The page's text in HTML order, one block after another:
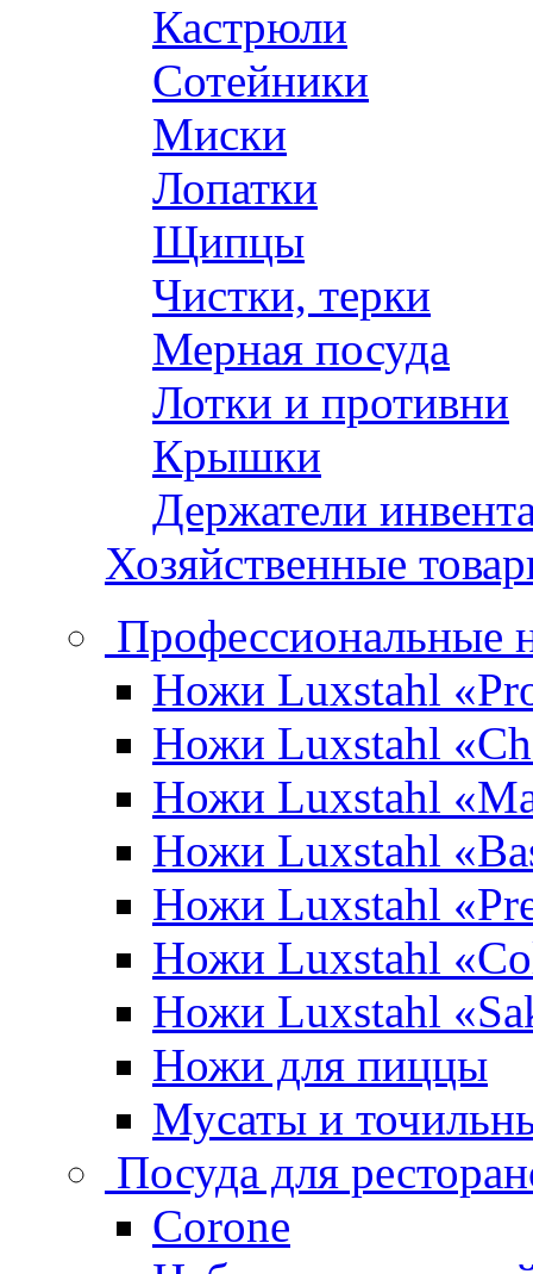
Кастрюли
Сотейники
Миски
Лопатки
Щипцы
Чистки, терки
Мерная посуда
Лотки и противни
Крышки
Держатели
Хозяйственные
Профессиональные
Ножи Luxstahl
Ножи Luxstahl
Ножи Luxstahl
Ножи Luxstahl
Ножи Luxstahl
Ножи Luxstahl
Ножи Luxstahl
Ножи для пиццы
Мусаты и
Посуда для
Corone